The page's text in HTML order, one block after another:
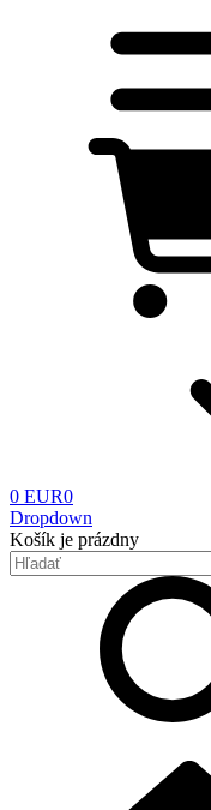
0 EUR0
Dropdown
Košík je prázdny